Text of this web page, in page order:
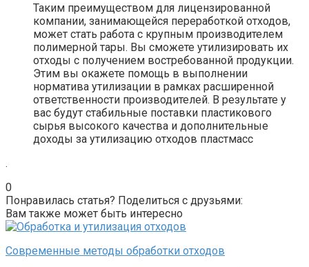
Таким преимуществом для лицензированной
компании, занимающейся переработкой отходов,
может стать работа с крупным производителем
полимерной тары. Вы сможете утилизировать их
отходы с получением востребованной продукции.
Этим вы окажете помощь в выполнении
норматива утилизации в рамках расширенной
ответственности производителей. В результате у
вас будут стабильные поставки пластикового
сырья высокого качества и дополнительные
доходы за утилизацию отходов пластмасс
.
0
Понравилась статья? Поделиться с друзьями:
Вам также может быть интересно
Современные методы обработки отходов